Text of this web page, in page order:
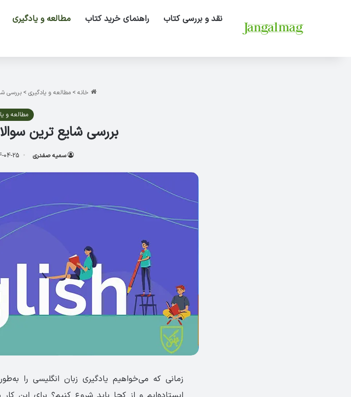
نقد و بررسی کتاب راهنمای خرید کتاب مطالعه و یادگیری
خانه > مطالعه و یادگیری > بررسی
مطالعه و
بررسی شایع ترین
سمیه صفدری 04-25
زمانی که می‌خواهیم یادگیری زبان انگلیسی را